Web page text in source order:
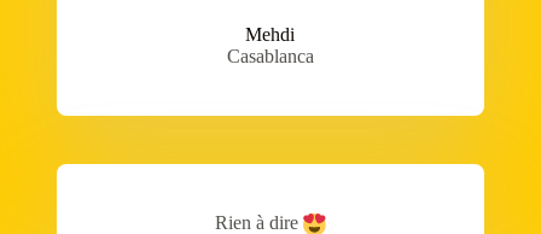
Mehdi
Casablanca
Rien à dire